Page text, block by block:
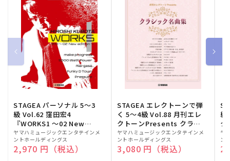
STAGEA パーソナル 5～3
級 Vol.62 窪田宏4
『WORKS1 ～02 New
edition～』
販
売
元:
ヤマハミュージックエンタテインメ
ントホールディングス
通常価格
2,970 円（税込）
STAGEA エレクトーンで弾
く 5～4級 Vol.88 月刊エレ
クトーンPresents クラシ
ック名曲集
販
売
元:
ヤマハミュージックエンタテインメ
ントホールディングス
通常価格
3,080 円（税込）
級
ク
販
売
元:
ヤ
ン